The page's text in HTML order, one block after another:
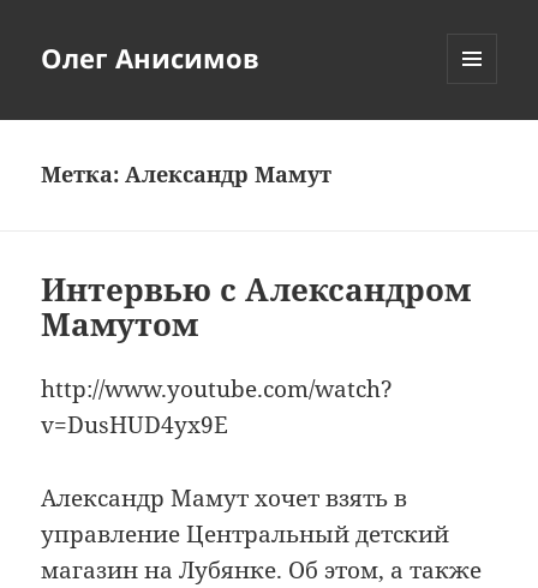
Олег Анисимов
Метка:Александр Мамут
Интервью с Александром
Мамутом
http://www.youtube.com/watch?
v=DusHUD4yx9E
Александр Мамут хочет взять в
управление Центральный детский
магазин на Лубянке. Об этом, а также